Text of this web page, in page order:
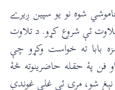
شوه نو يو سپين ږيرے
ئې شروع کړو. د تلاوت
بابا ته خواست وکړو چې
فن پۀ حقله حاضرينوته څۀ
نېغ شو، مرۍ ئې غلې غوندې